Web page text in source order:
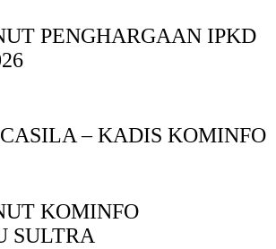
PENGHARGAAN IPKD
– KADIS KOMINFO
KOMINFO
SULTRA